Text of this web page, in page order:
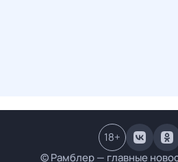
© Рамблер — главные
18+